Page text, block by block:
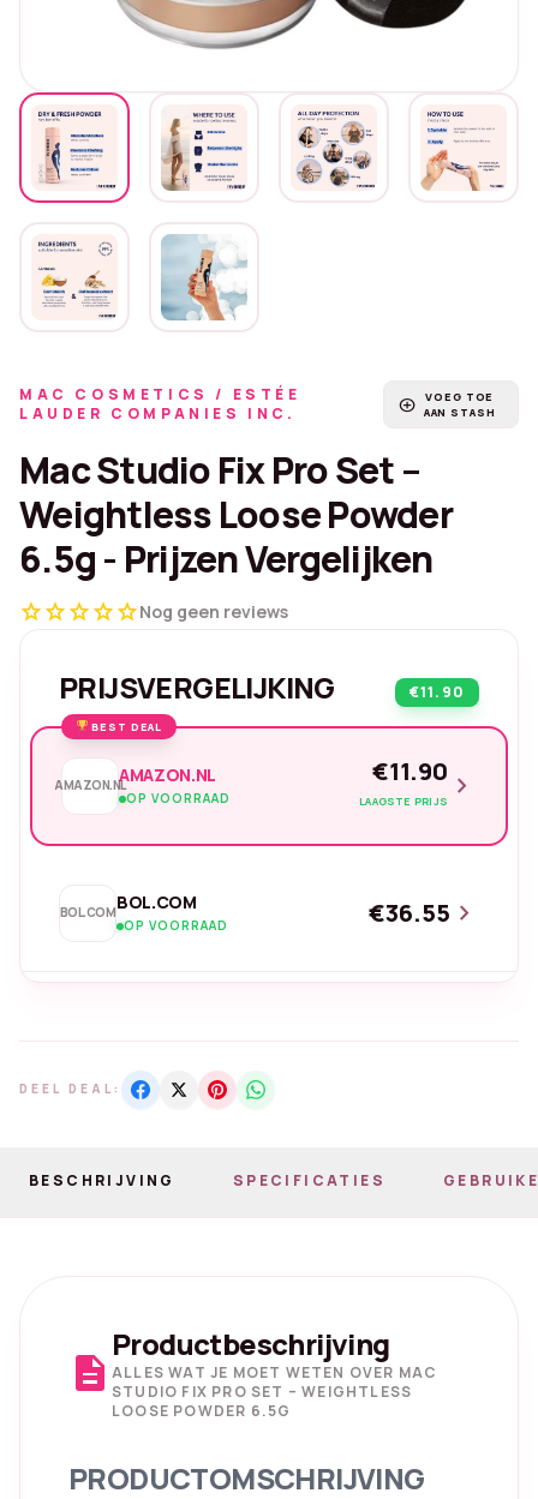
MAC COSMETICS / ESTÉE
LAUDER COMPANIES INC.
add_circle
VOEG TOE
AAN STASH
Mac Studio Fix Pro Set –
Weightless Loose Powder
6.5g - Prijzen Vergelijken
starstarstarstarstarNog geen reviews
PRIJSVERGELIJKING €11.90
BEST DEAL
AMAZON.NLAMAZON.NL
OP VOORRAAD
€11.90
LAAGSTE PRIJS chevron_right
BOL.COMBOL.COM
OP VOORRAAD €36.55 chevron_right
DEEL DEAL:
BESCHRIJVING SPECIFICATIES
description
Productbeschrijving
ALLES WAT JE MOET WETEN OVER MAC
STUDIO FIX PRO SET – WEIGHTLESS
LOOSE POWDER 6.5G
PRODUCTOMSCHRIJVING